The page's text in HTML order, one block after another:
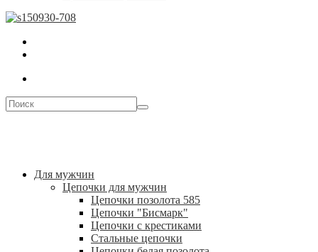
Для мужчин
Цепочки для мужчин
Цепочки позолота 585
Цепочки "Бисмарк"
Цепочки с крестиками
Стальные цепочки